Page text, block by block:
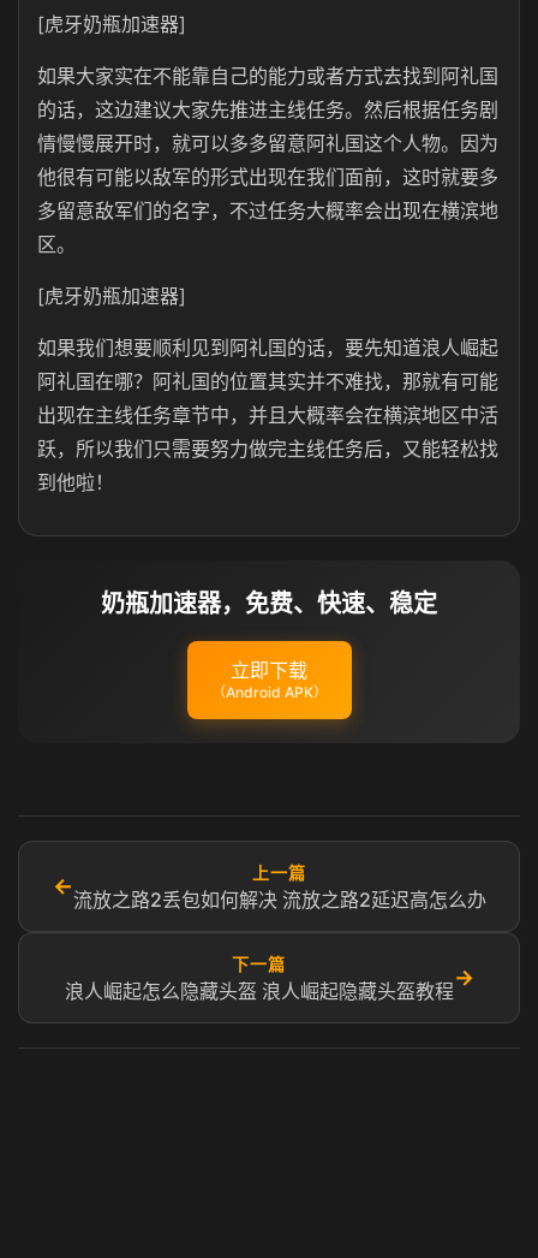
[虎牙奶瓶加速器]
如果大家实在不能靠自己的能力或者方式去找到阿礼国
的话，这边建议大家先推进主线任务。然后根据任务剧
情慢慢展开时，就可以多多留意阿礼国这个人物。因为
他很有可能以敌军的形式出现在我们面前，这时就要多
多留意敌军们的名字，不过任务大概率会出现在横滨地
区。
[虎牙奶瓶加速器]
如果我们想要顺利见到阿礼国的话，要先知道浪人崛起
阿礼国在哪？阿礼国的位置其实并不难找，那就有可能
出现在主线任务章节中，并且大概率会在横滨地区中活
跃，所以我们只需要努力做完主线任务后，又能轻松找
到他啦！
奶瓶加速器，免费、快速、稳定
立即下载
（Android APK）
←
上一篇
流放之路2丢包如何解决 流放之路2延迟高怎么办
下一篇
浪人崛起怎么隐藏头盔 浪人崛起隐藏头盔教程
→